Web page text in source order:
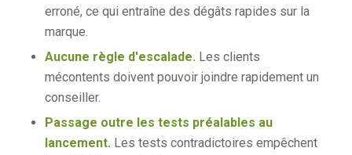
erroné, ce qui entraîne des dégâts rapides sur la
marque.
Aucune règle d'escalade.Les clients
mécontents doivent pouvoir joindre rapidement un
conseiller.
Passage outre les tests préalables au
lancement.Les tests contradictoires empêchent